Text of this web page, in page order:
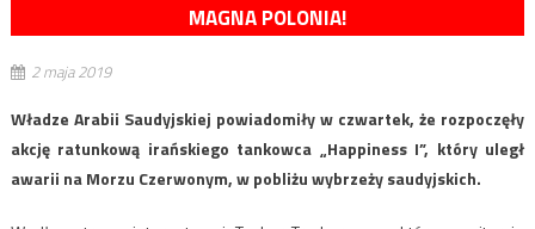
MAGNA POLONIA!
2 maja 2019
Władze Arabii Saudyjskiej powiadomiły w czwartek, że rozpoczęły
akcję ratunkową irańskiego tankowca „Happiness I”, który uległ
awarii na Morzu Czerwonym, w pobliżu wybrzeży saudyjskich.